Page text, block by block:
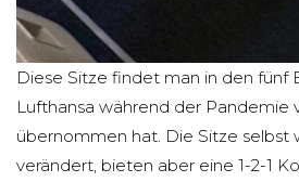
Diese Sitze findet man in den fünf
Lufthansa während der Pandemie
übernommen hat. Die Sitze selbst
verändert, bieten aber eine 1-2-1